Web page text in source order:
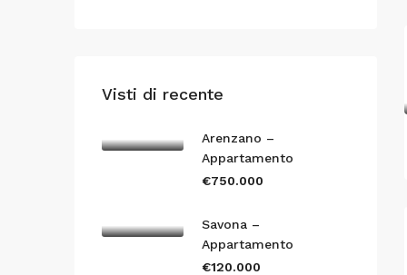
Visti di recente
Arenzano –
Appartamento
€750.000
Savona –
Appartamento
€120.000